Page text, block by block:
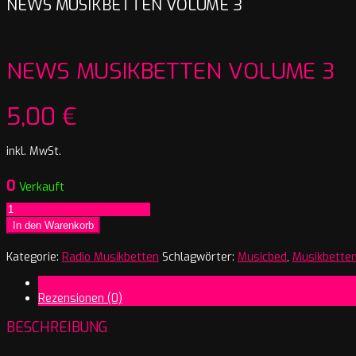
NEWS MUSIKBETTEN VOLUME 3
NEWS MUSIKBETTEN VOLUME 3
5,00 €
inkl. MwSt.
0 Verkauft
News
Musikbetten
Volume
3
In den Warenkorb
Kategorie: Radio Musikbetten Schlagwörter: Musicbed,
Rezensionen (0)
BESCHREIBUNG